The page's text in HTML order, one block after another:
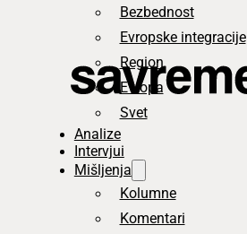
Bezbednost
Evropske integracije
Region
Evropa
Svet
Analize
Intervjui
Mišljenja
Kolumne
Komentari